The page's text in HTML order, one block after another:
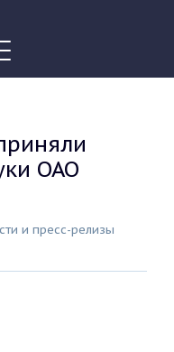
ОАО
и пресс-релизы